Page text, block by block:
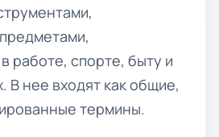
работе, спорте, быту и
В нее входят как общие,
термины.